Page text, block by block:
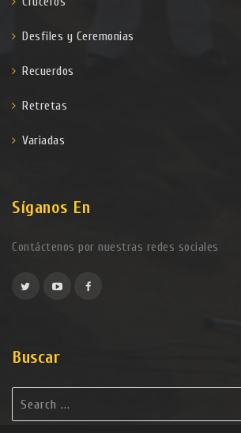
Desfiles y Ceremonias
Recuerdos
Retretas
Variadas
Síganos En
Contáctenos por nuestras redes sociales
Buscar